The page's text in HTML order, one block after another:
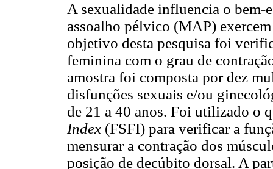
A sexualidade influencia o bem-
assoalho pélvico (MAP)
objetivo desta pesquisa foi
feminina com o grau de
amostra foi composta por dez
disfunções sexuais e/ou
de 21 a 40 anos. Foi utilizado o
Index (FSFI) para verificar a
mensurar a contração dos
posição de decúbito dorsal. A